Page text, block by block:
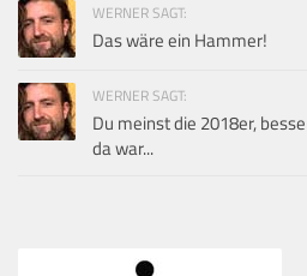
WERNER SAGT:
Das wäre ein Hammer!
WERNER SAGT:
Du meinst die 2018er,
da war...